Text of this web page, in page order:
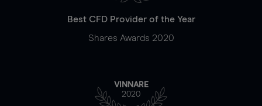
Best CFD Provider of the Year
Shares Awards 2020
VINNARE
2020